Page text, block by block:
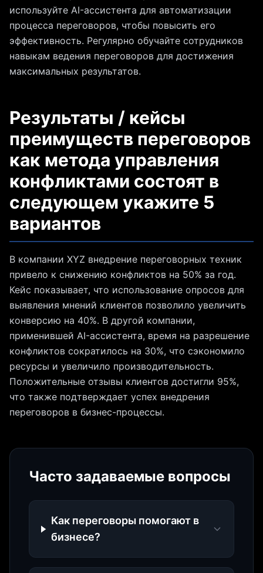
используйте AI-ассистента для автоматизации
процесса переговоров, чтобы повысить его
эффективность. Регулярно обучайте сотрудников
навыкам ведения переговоров для достижения
максимальных результатов.
Результаты / кейсы
преимуществ переговоров
как метода управления
конфликтами состоят в
следующем укажите 5
вариантов
В компании XYZ внедрение переговорных техник
привело к снижению конфликтов на 50% за год.
Кейс показывает, что использование опросов для
выявления мнений клиентов позволило увеличить
конверсию на 40%. В другой компании,
применившей AI-ассистента, время на разрешение
конфликтов сократилось на 30%, что сэкономило
ресурсы и увеличило производительность.
Положительные отзывы клиентов достигли 95%,
что также подтверждает успех внедрения
переговоров в бизнес-процессы.
Часто задаваемые вопросы
Как переговоры помогают в
бизнесе?